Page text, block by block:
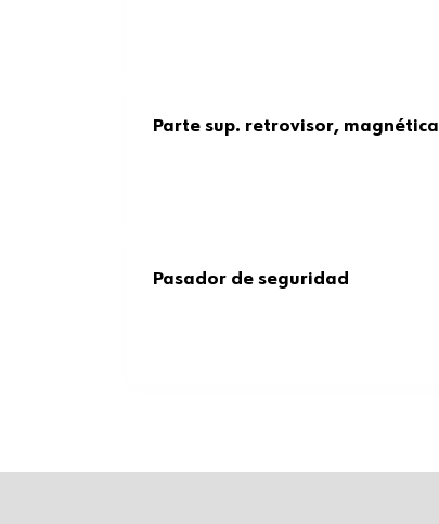
Parte sup. retrovisor, magnética
Pasador de seguridad